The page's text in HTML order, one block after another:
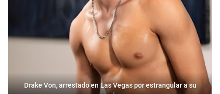
Drake Von, arrestado en Las Vegas por estrangular a su